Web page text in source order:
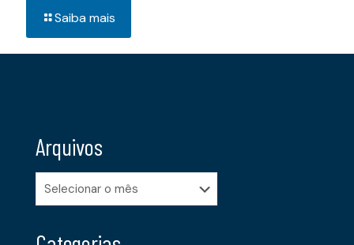
Saiba mais
Arquivos
Arquivos